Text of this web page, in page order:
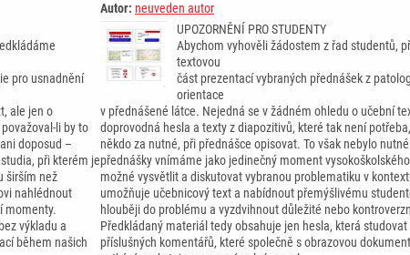
pro usnadnění
ale jen o
li by to
doposud –
při kterém je
širším než
nahlédnout
momenty.
výkladu a
během našich
Autor: neuveden autor
UPOZORNĚNÍ PRO STUDENTY
Abychom vyhověli žádostem z řad studentů,
textovou
část prezentací vybraných přednášek z
orientace
v přednášené látce. Nejedná se v žádném ohledu o učební
doprovodná hesla a texty z diapozitivů, které tak není
někdo za nutné, při přednášce opisovat. To však nebylo
přednášky vnímáme jako jedinečný moment
možné vysvětlit a diskutovat vybranou problematiku v
umožňuje učebnicový text a nabídnout přemýšlivému
hlouběji do problému a vyzdvihnout důležité nebo
Předkládaný materiál tedy obsahuje jen hesla, která studovat
příslušných komentářů, které společně s obrazovou